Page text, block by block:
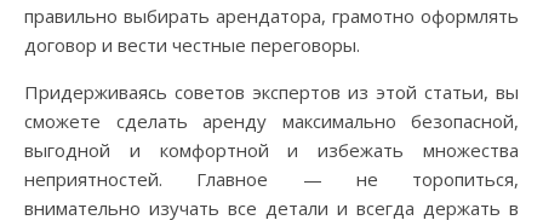
правильно выбирать арендатора, грамотно оформлять
договор и вести честные переговоры.
Придерживаясь советов экспертов из этой статьи, вы
сможете сделать аренду максимально безопасной,
выгодной и комфортной и избежать множества
неприятностей. Главное — не торопиться,
внимательно изучать все детали и всегда держать в